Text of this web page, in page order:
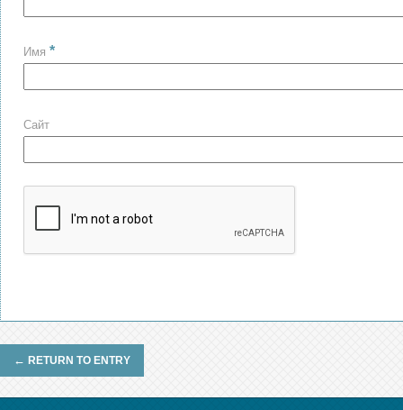
Имя *
Сайт
← RETURN TO ENTRY